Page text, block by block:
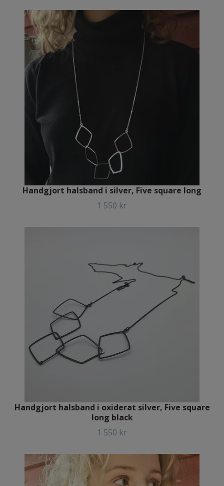
Handgjort halsband i silver, Five square long
1 550 kr
Handgjort halsband i oxiderat silver, Five square
long black
1 550 kr